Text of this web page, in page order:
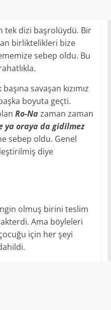
tek dizi başrolüydü. Bir
birliktelikleri bize
sebep oldu. Bu
savaşan kızımız
boyuta geçti.
Ro-Nazaman zaman
ya oraya da gidilmez
sebep oldu. Genel
diye
olmuş birini teslim
Ama böyleleri
için her şeyi